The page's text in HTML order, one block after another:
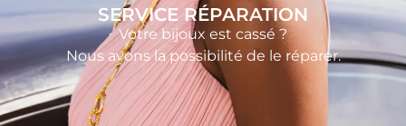
SERVICE RÉPARATION
Votre bijoux est cassé ?
Nous avons la possibilité de le réparer.